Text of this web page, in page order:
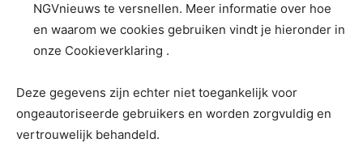
NGVnieuws te versnellen. Meer informatie over hoe
en waarom we cookies gebruiken vindt je hieronder in
onze Cookieverklaring .
Deze gegevens zijn echter niet toegankelijk voor
ongeautoriseerde gebruikers en worden zorgvuldig en
vertrouwelijk behandeld.